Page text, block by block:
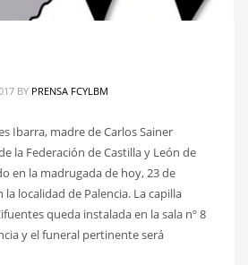
BY PRENSA FCYLBM
Ibarra, madre de Carlos Sainer
la Federación de Castilla y León de
en la madrugada de hoy, 23 de
localidad de Palencia. La capilla
queda instalada en la sala nº 8
y el funeral pertinente será